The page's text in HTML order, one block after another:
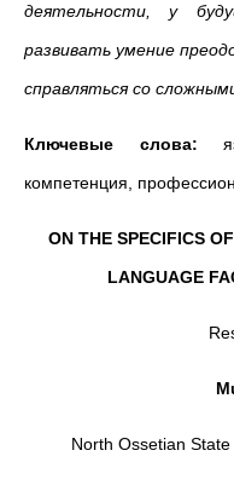
деятельности, у
развивать умение
справляться со
Ключевые слова:
компетенция,
ON THE SPECIFICS
LANGUAGE
North Ossetian